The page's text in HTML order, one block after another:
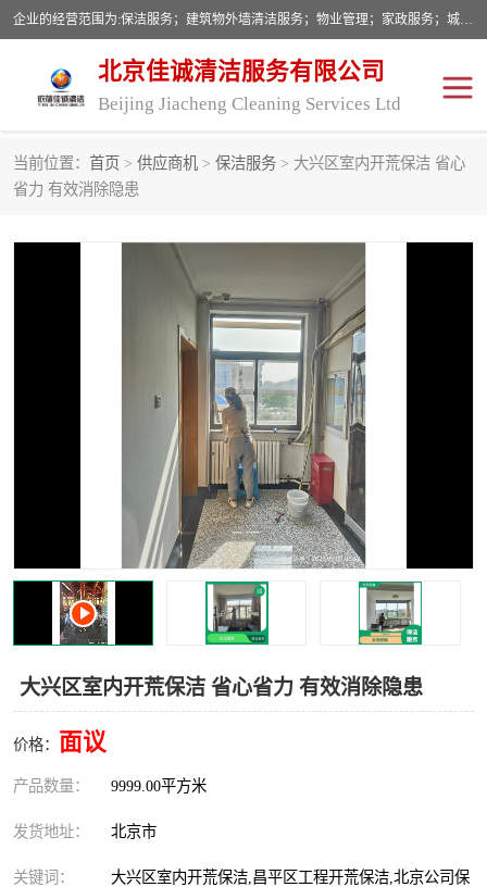
企业的经营范围为:保洁服务；建筑物外墙清洁服务；物业管理；家政服务；城市园林绿化；劳务分包；技术开发、技术转让、技术服务；销售保洁设备、卫生用品、化工产品（不含危险化学品及一类易制毒化学品）、日用品、办公设备、建筑材料、装饰材料；图文设计；清洁服务（不含餐具消毒）；中央空调维修；工程设计；施工总承包；专业承包。
北京佳诚清洁服务有限公司
Beijing Jiacheng Cleaning Services Ltd
当前位置： 首页 > 供应商机 > 保洁服务 > 大兴区室内开荒保洁 省心
省力 有效消除隐患
大兴区室内开荒保洁 省心省力 有效消除隐患
价格： 面议
产品数量： 9999.00平方米
发货地址： 北京市
关键词：
大兴区室内开荒保洁,昌平区工程开荒保洁,北京公司保
外墙清洗
开荒保洁 保洁服务
建筑物外墙维修